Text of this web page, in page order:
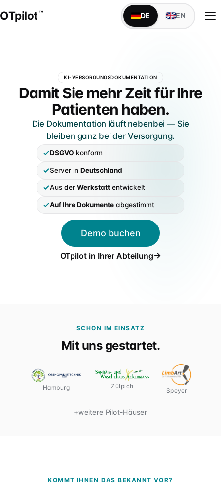
OTpilot™
Versorgungsdokumentation mit KI
Maßblatt, Anamnese, Bestellbogen — füllt sich von
Schnittstellen
TopM san6 sofort verfügbar, weitere individuell auf
Anfrage
IM SANITÄTSHAUS
Alle Abteilungen
Klassischer Aufbau · 9 Abteilungen mit Fachsprache
Für Verbünde & Holdings
rehaVital, ORTHEGROH, Sani Aktuell · Filialgruppen
IDENTITÄT
Über uns
Founder Niels & Marcel · Mission · Werkstatt-Wurzeln
Markenabgrenzung
Marke, DPMA & Unabhängigkeit vom BIV-OT
DE EN
KI-VERSORGUNGSDOKUMENTATION
OTpilot —
Damit Sie mehr Zeit für Ihre
Patienten haben.
Die Dokumentation läuft nebenbei — Sie
bleiben ganz bei der Versorgung.
DSGVO konform
Server inDeutschland
Aus derWerkstatt entwickelt
Auf Ihre Dokumente abgestimmt
Demo buchen
OTpilot in Ihrer Abteilung→
SCHON IM EINSATZ
Mit uns gestartet.
Hamburg Zülpich
Speyer
+weitere Pilot-Häuser
KOMMT IHNEN DAS BEKANNT VOR?